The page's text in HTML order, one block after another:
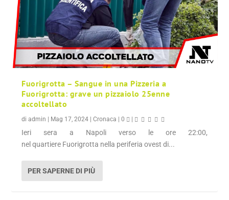
Fuorigrotta – Sangue in una Pizzeria a
Fuorigrotta: grave un pizzaiolo 25enne
accoltellato
diadmin | Mag 17, 2024 |Cronaca |0 |
Ieri sera a Napoli verso le ore 22:00,
nel quartiere Fuorigrotta nella periferia ovest di...
PER SAPERNE DI PIÙ